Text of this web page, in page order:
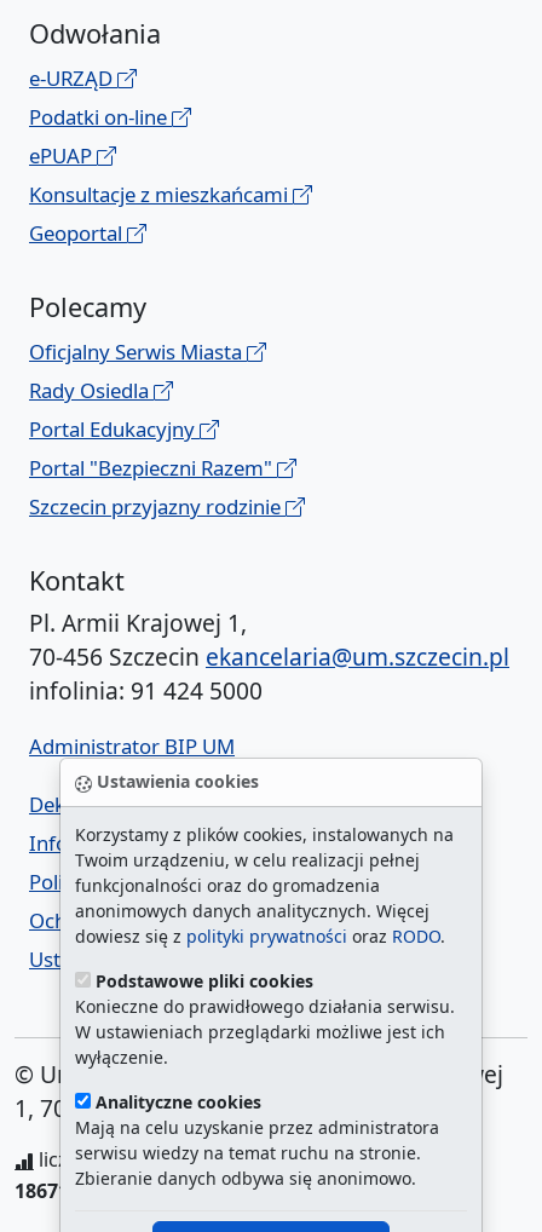
Ustawienia cookies
Korzystamy z plików cookies, instalowanych na
Twoim urządzeniu, w celu realizacji pełnej
funkcjonalności oraz do gromadzenia
anonimowych danych analitycznych. Więcej
dowiesz się z polityki prywatności oraz RODO.
Podstawowe pliki cookies
Konieczne do prawidłowego działania serwisu.
W ustawieniach przeglądarki możliwe jest ich
wyłączenie.
Analityczne cookies
Mają na celu uzyskanie przez administratora
serwisu wiedzy na temat ruchu na stronie.
Zbieranie danych odbywa się anonimowo.
Odwołania
e-URZĄD
Podatki on-line
ePUAP
Konsultacje z mieszkańcami
Geoportal
Polecamy
Oficjalny Serwis Miasta
Rady Osiedla
Portal Edukacyjny
Portal "Bezpieczni Razem"
Szczecin przyjazny rodzinie
Kontakt
Pl. Armii Krajowej 1,
70-456 Szczecin ekancelaria@um.szczecin.pl
infolinia: 91 424 5000
Administrator BIP UM
Deklaracja dostępności
Informacja o urzędzie w ETR
Polityka prywatności
Ochrona danych osobowych
Ustawienia cookies
© Urząd Miasta Szczecin. Plac Armii Krajowej
1, 70-456 Szczecin
liczba wyświetleń:208737316/ aktualna strona:
18671 /najczęściej odwiedzane strony